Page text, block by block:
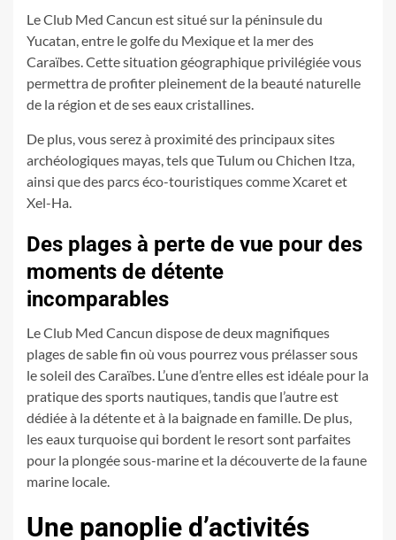
Le Club Med Cancun est situé sur la péninsule du
Yucatan, entre le golfe du Mexique et la mer des
Caraïbes. Cette situation géographique privilégiée vous
permettra de profiter pleinement de la beauté naturelle
de la région et de ses eaux cristallines.
De plus, vous serez à proximité des principaux sites
archéologiques mayas, tels que Tulum ou Chichen Itza,
ainsi que des parcs éco-touristiques comme Xcaret et
Xel-Ha.
Des plages à perte de vue pour des
moments de détente
incomparables
Le Club Med Cancun dispose de deux magnifiques
plages de sable fin où vous pourrez vous prélasser sous
le soleil des Caraïbes. L’une d’entre elles est idéale pour la
pratique des sports nautiques, tandis que l’autre est
dédiée à la détente et à la baignade en famille. De plus,
les eaux turquoise qui bordent le resort sont parfaites
pour la plongée sous-marine et la découverte de la faune
marine locale.
Une panoplie d’activités